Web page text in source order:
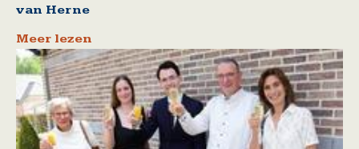
van Herne
Meer lezen